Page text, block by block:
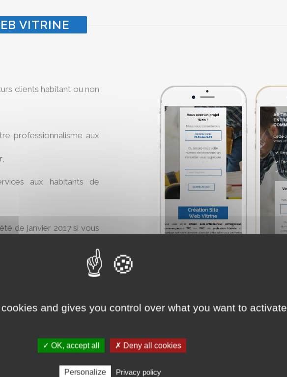
VITRINE
clients habitant ou non
professionnalisme aux
,
aux habitants de
de janvier 2017 si vous
maintenant :
VOTRE SITE WEB VITRINE
and gives you control over what you want to activate
✓ OK, accept all ✗ Deny all cookies
Personalize Privacy policy